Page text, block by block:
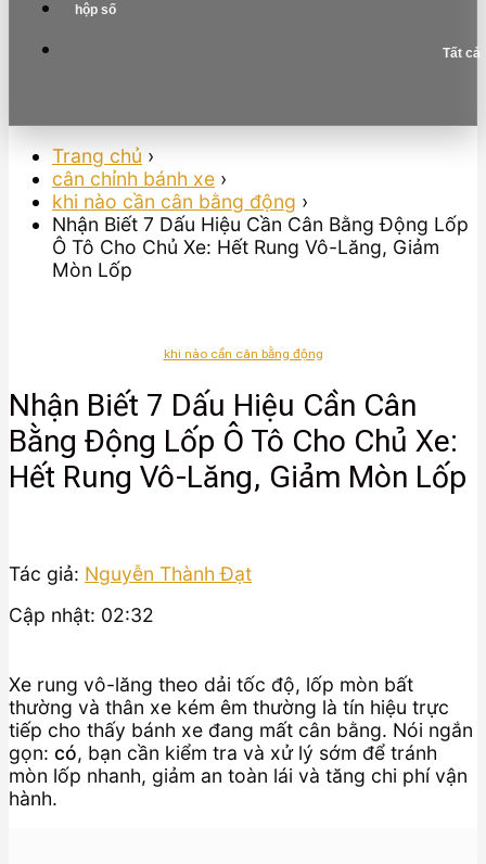
hộp số
Tất cả
Trang chủ ›
cân chỉnh bánh xe ›
khi nào cần cân bằng động ›
Nhận Biết 7 Dấu Hiệu Cần Cân Bằng Động Lốp
Ô Tô Cho Chủ Xe: Hết Rung Vô-Lăng, Giảm
Mòn Lốp
khi nào cần cân bằng động
Nhận Biết 7 Dấu Hiệu Cần Cân
Bằng Động Lốp Ô Tô Cho Chủ Xe:
Hết Rung Vô-Lăng, Giảm Mòn Lốp
Tác giả: Nguyễn Thành Đạt
Cập nhật: 02:32
Xe rung vô-lăng theo dải tốc độ, lốp mòn bất
thường và thân xe kém êm thường là tín hiệu trực
tiếp cho thấy bánh xe đang mất cân bằng. Nói ngắn
gọn: có, bạn cần kiểm tra và xử lý sớm để tránh
mòn lốp nhanh, giảm an toàn lái và tăng chi phí vận
hành.